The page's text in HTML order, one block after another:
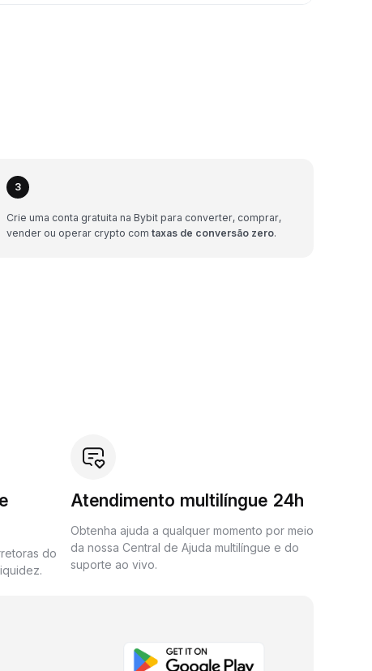
3
Crie uma conta gratuita na Bybit para converter, comprar,
vender ou operar crypto com taxas de conversão zero.
do
Atendimento multilíngue 24h
Obtenha ajuda a qualquer momento por meio
da nossa Central de Ajuda multilíngue e do
suporte ao vivo.